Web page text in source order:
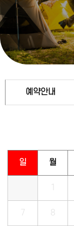
예약안내
일 월
1
7 8